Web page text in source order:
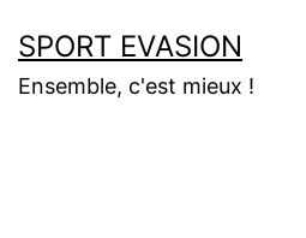
au
contenu
SPORT EVASION
Ensemble, c'est mieux !